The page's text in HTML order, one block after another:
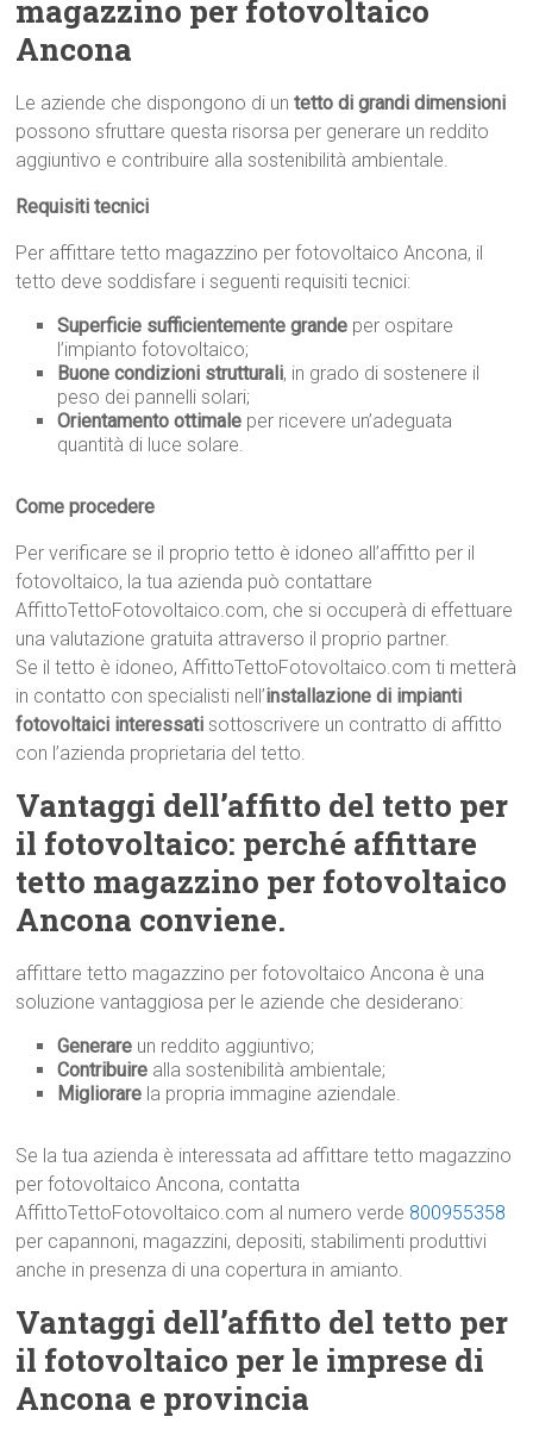
magazzino per fotovoltaico
Ancona
Le aziende che dispongono di untetto di grandi dimensioni
possono sfruttare questa risorsa per generare un reddito
aggiuntivo e contribuire alla sostenibilità ambientale.
Requisiti tecnici
Per affittare tetto magazzino per fotovoltaico Ancona, il
tetto deve soddisfare i seguenti requisiti tecnici:
Superficie sufficientemente grande per ospitare
l’impianto fotovoltaico;
Buone condizioni strutturali, in grado di sostenere il
peso dei pannelli solari;
Orientamento ottimale per ricevere un’adeguata
quantità di luce solare.
Come procedere
Per verificare se il proprio tetto è idoneo all’affitto per il
fotovoltaico, la tua azienda può contattare
AffittoTettoFotovoltaico.com, che si occuperà di effettuare
una valutazione gratuita attraverso il proprio partner.
Se il tetto è idoneo, AffittoTettoFotovoltaico.com ti metterà
in contatto con specialisti nell’installazione di impianti
fotovoltaici interessati sottoscrivere un contratto di affitto
con l’azienda proprietaria del tetto.
Vantaggi dell’affitto del tetto per
il fotovoltaico: perché affittare
tetto magazzino per fotovoltaico
Ancona conviene.
affittare tetto magazzino per fotovoltaico Ancona è una
soluzione vantaggiosa per le aziende che desiderano:
Generare un reddito aggiuntivo;
Contribuire alla sostenibilità ambientale;
Migliorare la propria immagine aziendale.
Se la tua azienda è interessata ad affittare tetto magazzino
per fotovoltaico Ancona, contatta
AffittoTettoFotovoltaico.com al numero verde 800955358
per capannoni, magazzini, depositi, stabilimenti produttivi
anche in presenza di una copertura in amianto.
Vantaggi dell’affitto del tetto per
il fotovoltaico per le imprese di
Ancona e provincia